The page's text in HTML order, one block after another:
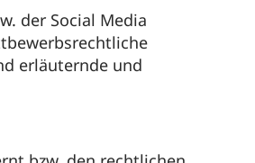
der Social Media
erläuternde und